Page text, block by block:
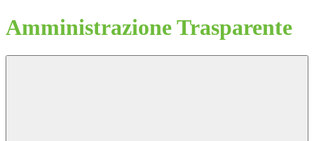
Amministrazione Trasparente